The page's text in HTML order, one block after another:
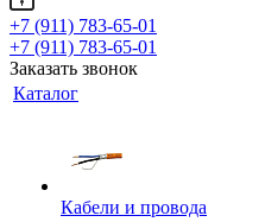
+7 (911) 783-65-01
+7 (911) 783-65-01
Заказать звонок
Каталог
Кабели и провода